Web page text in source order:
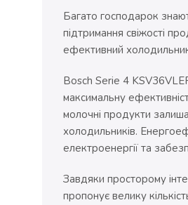
Багато господарок
підтримання свіжості
ефективний
Bosch Serie 4
максимальну
молочні продукти
холодильників.
електроенергії та
Завдяки просторому
пропонує велику